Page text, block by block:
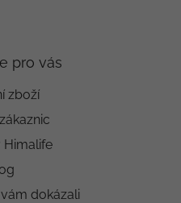
pro vás
zboží
Himalife
dokázali